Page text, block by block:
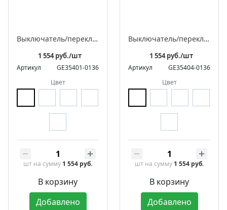
Выключатель/переключатель поворотный на 4 положения встраиваемый двухклавишный, серия ЛАХТА «Престиж»
1 554 руб./шт
Артикул
GE35401-0136
Цвет
шт на сумму 1 554 руб.
В корзину
Добавлено
Выключатель/переключатель поворотный проходной встраиваемый одноклавишный, серия ЛАХТА «Престиж»
1 554 руб./шт
Артикул
GE35404-0136
Цвет
шт на сумму 1 554 руб.
В корзину
Добавлено